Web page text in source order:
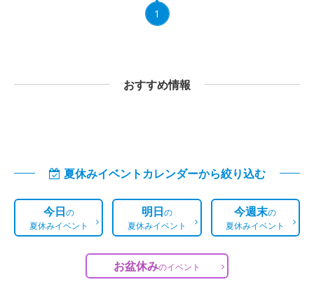
1
おすすめ情報
夏休みイベントカレンダーから絞り込む
今日の
夏休みイベント
明日の
夏休みイベント
今週末の
夏休みイベント
お盆休みのイベント